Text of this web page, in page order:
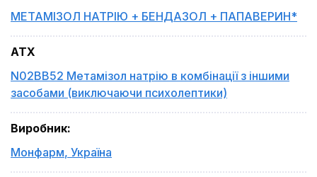
МЕТАМІЗОЛ НАТРІЮ + БЕНДАЗОЛ + ПАПАВЕРИН*
ATX
N02BB52 Метамізол натрію в комбінації з іншими
засобами (виключаючи психолептики)
Виробник:
Монфарм, Україна